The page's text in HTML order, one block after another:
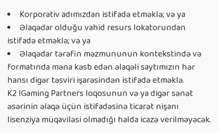
Korporativ adımızdan istifadə etməklə; və ya
Əlaqədar olduğu vahid resurs lokatorundan
istifadə etməklə; və ya
Əlaqədar tərəfin məzmununun kontekstində və
formatında məna kəsb edən əlaqəli saytımızın hər
hansı digər təsviri işarəsindən istifadə etməklə.
K2 IGaming Partners loqosunun və ya digər sənət
əsərinin əlaqə üçün istifadəsinə ticarət nişanı
lisenziya müqaviləsi olmadığı halda icazə verilməyəcək.